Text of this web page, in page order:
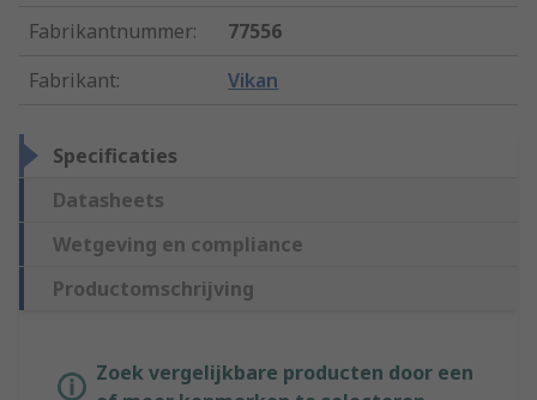
Fabrikantnummer:
77556
Fabrikant: Vikan
Specificaties
Datasheets
Wetgeving en compliance
Productomschrijving
Zoek vergelijkbare producten door een